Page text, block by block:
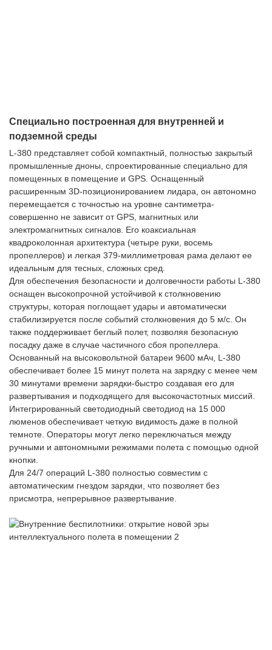
Специально построенная для внутренней и
подземной среды
L-380 представляет собой компактный, полностью закрытый
промышленные дноны, спроектированные специально для
помещенных в помещение и GPS. Оснащенный
расширенным 3D-позиционированием лидара, он автономно
перемещается с точностью на уровне сантиметра-
совершенно не зависит от GPS, магнитных или
электромагнитных сигналов. Его коаксиальная
квадроколонная архитектура (четыре руки, восемь
пропеллеров) и легкая 379-миллиметровая рама делают ее
идеальным для тесных, сложных сред.
Для обеспечения безопасности и долговечности работы L-380
оснащен высокопрочной устойчивой к столкновению
структуры, которая поглощает удары и автоматически
стабилизируется после событий столкновения до 5 м/с. Он
также поддерживает беглый полет, позволяя безопасную
посадку даже в случае частичного сбоя пропеллера.
Основанный на высоковольтной батареи 9600 мАч, L-380
обеспечивает более 15 минут полета на зарядку с менее чем
30 минутами времени зарядки-быстро создавая его для
развертывания и подходящего для высокочастотных миссий.
Интегрированный светодиодный светодиод на 15 000
люменов обеспечивает четкую видимость даже в полной
темноте. Операторы могут легко переключаться между
ручными и автономными режимами полета с помощью одной
кнопки.
Для 24/7 операций L-380 полностью совместим с
автоматическим гнездом зарядки, что позволяет без
присмотра, непрерывное развертывание.